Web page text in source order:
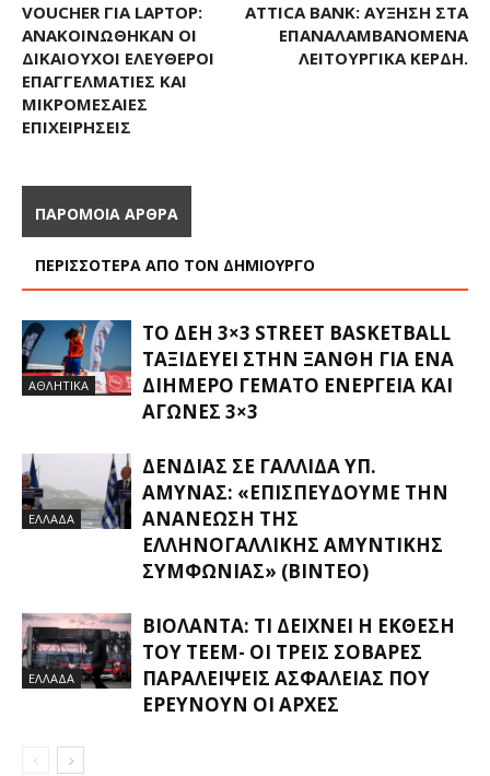
VOUCHER ΓΙΑ LAPTOP:
ΑΝΑΚΟΙΝΏΘΗΚΑΝ ΟΙ
ΔΙΚΑΙΟΎΧΟΙ ΕΛΕΎΘΕΡΟΙ
ΕΠΑΓΓΕΛΜΑΤΊΕΣ ΚΑΙ
ΜΙΚΡΟΜΕΣΑΊΕΣ
ΕΠΙΧΕΙΡΉΣΕΙΣ
ATTICA BANK: ΑΎΞΗΣΗ ΣΤΑ
ΕΠΑΝΑΛΑΜΒΑΝΌΜΕΝΑ
ΛΕΙΤΟΥΡΓΙΚΆ ΚΈΡΔΗ.
ΠΑΡΟΜΟΙΑ ΑΡΘΡΑ
ΠΕΡΙΣΣΟΤΕΡΑ ΑΠΟ ΤΟΝ ΔΗΜΙΟΥΡΓΟ
ΑΘΛΗΤΙΚΑ
ΤΟ ΔΕΗ 3×3 STREET BASKETBALL
ΤΑΞΙΔΕΎΕΙ ΣΤΗΝ ΞΆΝΘΗ ΓΙΑ ΈΝΑ
ΔΙΉΜΕΡΟ ΓΕΜΆΤΟ ΕΝΈΡΓΕΙΑ ΚΑΙ
ΑΓΏΝΕΣ 3×3
ΕΛΛΑΔΑ
ΔΈΝΔΙΑΣ ΣΕ ΓΑΛΛΊΔΑ ΥΠ.
ΆΜΥΝΑΣ: «ΕΠΙΣΠΕΎΔΟΥΜΕ ΤΗΝ
ΑΝΑΝΈΩΣΗ ΤΗΣ
ΕΛΛΗΝΟΓΑΛΛΙΚΉΣ ΑΜΥΝΤΙΚΉΣ
ΣΥΜΦΩΝΊΑΣ» (ΒΊΝΤΕΟ)
ΕΛΛΑΔΑ
ΒΙΟΛΆΝΤΑ: ΤΙ ΔΕΊΧΝΕΙ Η ΈΚΘΕΣΗ
ΤΟΥ ΤΕΕΜ- ΟΙ ΤΡΕΙΣ ΣΟΒΑΡΈΣ
ΠΑΡΑΛΕΊΨΕΙΣ ΑΣΦΑΛΕΊΑΣ ΠΟΥ
ΕΡΕΥΝΟΎΝ ΟΙ ΑΡΧΈΣ